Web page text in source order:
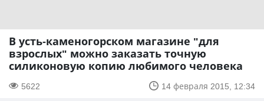
В усть-каменогорском магазине "для
взрослых" можно заказать точную
силиконовую копию любимого человека
5622 14 февраля 2015, 12:34